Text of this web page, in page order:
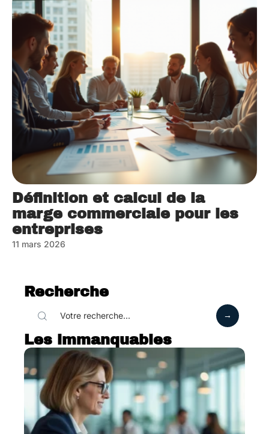
Définition et calcul de la
marge commerciale pour les
entreprises
11 mars 2026
Recherche
Les immanquables